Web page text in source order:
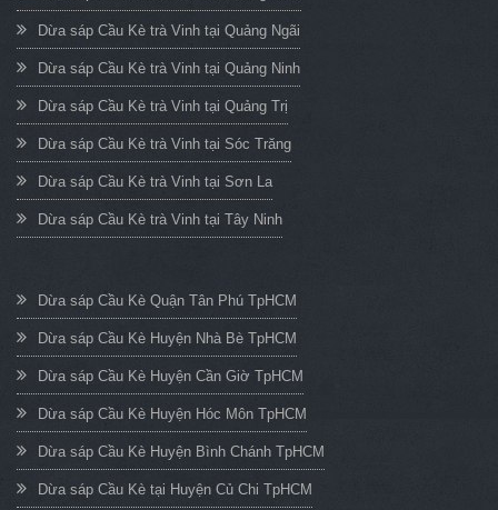
Dừa sáp Cầu Kè trà Vinh tại Quảng Ngãi
Dừa sáp Cầu Kè trà Vinh tại Quảng Ninh
Dừa sáp Cầu Kè trà Vinh tại Quảng Trị
Dừa sáp Cầu Kè trà Vinh tại Sóc Trăng
Dừa sáp Cầu Kè trà Vinh tại Sơn La
Dừa sáp Cầu Kè trà Vinh tại Tây Ninh
Dừa sáp Cầu Kè Quận Tân Phú TpHCM
Dừa sáp Cầu Kè Huyện Nhà Bè TpHCM
Dừa sáp Cầu Kè Huyện Cần Giờ TpHCM
Dừa sáp Cầu Kè Huyện Hóc Môn TpHCM
Dừa sáp Cầu Kè Huyện Bình Chánh TpHCM
Dừa sáp Cầu Kè tại Huyện Củ Chi TpHCM